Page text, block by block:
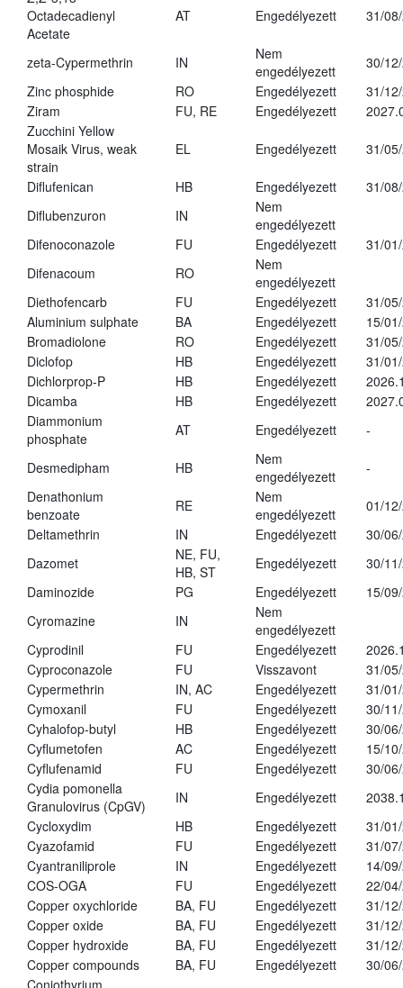
Octadecadienyl
Acetate
AT Engedélyezett 31/
zeta-Cypermethrin IN
Nem
engedélyezett
30/
Zinc phosphide
RO Engedélyezett
31/
Ziram
FU, RE Engedélyezett
Zucchini Yellow
Mosaik Virus, weak
strain
EL Engedélyezett 31/
Diflufenican HB Engedélyezett
31/
Diflubenzuron
IN
Nem
engedélyezett
Difenoconazole
FU Engedélyezett
31/
Difenacoum
RO
Nem
engedélyezett
Diethofencarb
FU Engedélyezett
31/
Aluminium sulphate
BA Engedélyezett
15/
Bromadiolone
RO Engedélyezett
31/
Diclofop
HB Engedélyezett
31/
Dichlorprop-P
HB Engedélyezett
Dicamba
HB Engedélyezett
Diammonium
phosphate
AT Engedélyezett -
Desmedipham HB
Nem
engedélyezett
-
Denathonium
benzoate
RE
Nem
engedélyezett
01/
Deltamethrin
IN Engedélyezett
30/
Dazomet
NE, FU,
HB, ST
Engedélyezett
30/
Daminozide
PG Engedélyezett
15/
Cyromazine
IN
Nem
engedélyezett
Cyprodinil
FU Engedélyezett
Cyproconazole
FU Visszavont
31/
Cypermethrin
IN, AC Engedélyezett
31/
Cymoxanil
FU Engedélyezett
30/
Cyhalofop-butyl
HB Engedélyezett
30/
Cyflumetofen
AC Engedélyezett
15/
Cyflufenamid
FU Engedélyezett
30/
Cydia pomonella
Granulovirus (CpGV)
IN Engedélyezett
Cycloxydim
HB Engedélyezett
31/
Cyazofamid
FU Engedélyezett
31/
Cyantraniliprole
IN Engedélyezett
14/
COS-OGA
FU Engedélyezett
22/
Copper oxychloride
BA, FU Engedélyezett
31/
Copper oxide
BA, FU Engedélyezett
31/
Copper hydroxide
BA, FU Engedélyezett
31/
Copper compounds
BA, FU Engedélyezett
30/